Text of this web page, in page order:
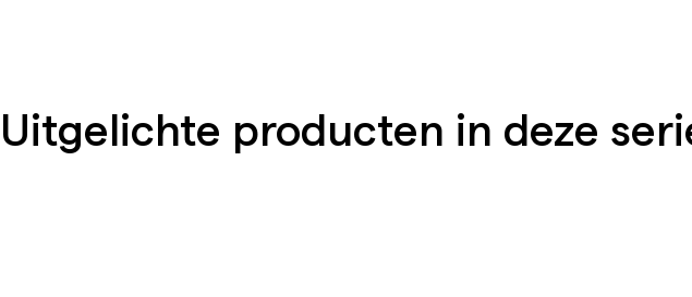
Uitgelichte producten in deze